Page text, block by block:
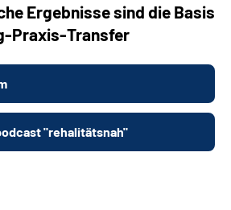
Ergebnisse sind die Basis
Praxis-Transfer
"rehalitätsnah"